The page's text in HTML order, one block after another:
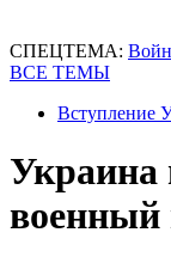
СПЕЦТЕМА:
ВСЕ ТЕМЫ
Вступление
Украина
военный